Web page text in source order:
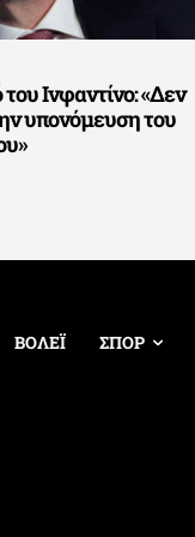
Ινφαντίνο: «Δεν
υπονόμευση του
ΒΟΛΕΪ ΣΠΟΡ